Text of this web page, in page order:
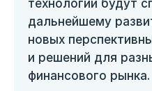
технологий будут
дальнейшему
новых
и решений для
финансового рынка.